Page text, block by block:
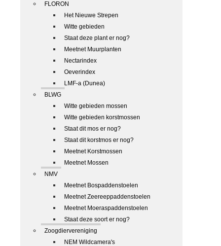
FLORON
Het Nieuwe Strepen
Witte gebieden
Staat deze plant er nog?
Meetnet Muurplanten
Nectarindex
Oeverindex
LMF-a (Dunea)
BLWG
Witte gebieden mossen
Witte gebieden korstmossen
Staat dit mos er nog?
Staat dit korstmos er nog?
Meetnet Korstmossen
Meetnet Mossen
NMV
Meetnet Bospaddenstoelen
Meetnet Zeereeppaddenstoelen
Meetnet Moeraspaddenstoelen
Staat deze soort er nog?
Zoogdiervereniging
NEM Wildcamera's